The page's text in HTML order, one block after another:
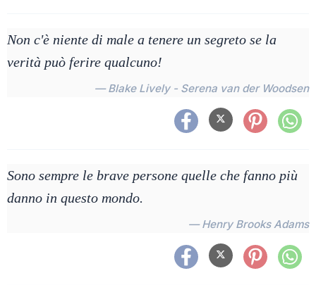
Non c'è niente di male a tenere un segreto se la
verità può ferire qualcuno!
— Blake Lively - Serena van der Woodsen
Sono sempre le brave persone quelle che fanno più
danno in questo mondo.
— Henry Brooks Adams